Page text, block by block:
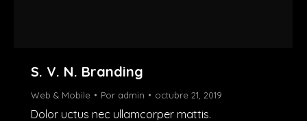
S. V. N. Branding
Web & Mobile Por admin octubre 21, 2019
Dolor uctus nec ullamcorper mattis.